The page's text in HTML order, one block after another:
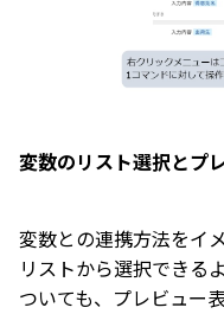
変数のリスト選択とプ
変数との連携方法をイ
リストから選択できる
ついても、プレビュー